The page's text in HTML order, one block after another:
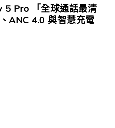
Pro 「全球通話最清
ANC 4.0 與智慧充電